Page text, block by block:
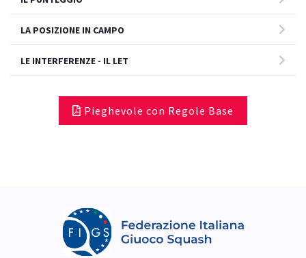
LA POSIZIONE IN CAMPO
LE INTERFERENZE - IL LET
Pieghevole con Regole Base